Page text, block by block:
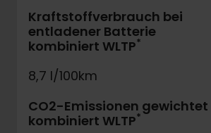
Kraftstoffverbrauch bei
entladener Batterie
kombiniert WLTP*
8,7 l/100km
CO2-Emissionen gewichtet
kombiniert WLTP*